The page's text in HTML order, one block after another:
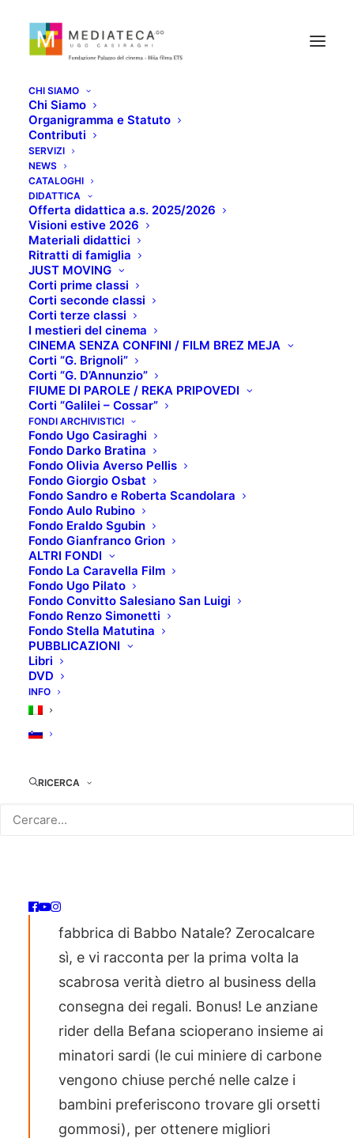
CHI SIAMO
Chi Siamo
Organigramma e Statuto
Contributi
SERVIZI
NEWS
CATALOGHI
DIDATTICA
Offerta didattica a.s. 2025/2026
Visioni estive 2026
Materiali didattici
Ritratti di famiglia
JUST MOVING
Corti prime classi
Corti seconde classi
Corti terze classi
I mestieri del cinema
CINEMA SENZA CONFINI / FILM BREZ MEJA
Corti “G. Brignoli”
Corti “G. D’Annunzio”
FIUME DI PAROLE / REKA PRIPOVEDI
Corti “Galilei – Cossar”
FONDI ARCHIVISTICI
Fondo Ugo Casiraghi
Fondo Darko Bratina
Fondo Olivia Averso Pellis
Fondo Giorgio Osbat
Fondo Sandro e Roberta Scandolara
Fondo Aulo Rubino
Fondo Eraldo Sgubin
Fondo Gianfranco Grion
ALTRI FONDI
Fondo La Caravella Film
Fondo Ugo Pilato
Fondo Convitto Salesiano San Luigi
Fondo Renzo Simonetti
Fondo Stella Matutina
PUBBLICAZIONI
Libri
DVD
INFO
RICERCA
[DIC23] A BABBO
MORTO: UNA STORIA
DI NATALE
DICEMBRE 18, 2023
IL FUMETTO DEL
MESE – DICEMBRE
2023
SCHEDA TECNICA:
Titolo: A babbo morto: una storia di
Natale
Autore: Zerocalcare
Editore: Bao Puglishing
fabbrica di Babbo Natale? Zerocalcare
sì, e vi racconta per la prima volta la
scabrosa verità dietro al business della
consegna dei regali. Bonus! Le anziane
rider della Befana scioperano insieme ai
minatori sardi (le cui miniere di carbone
vengono chiuse perché nelle calze i
bambini preferiscono trovare gli orsetti
gommosi), per ottenere migliori